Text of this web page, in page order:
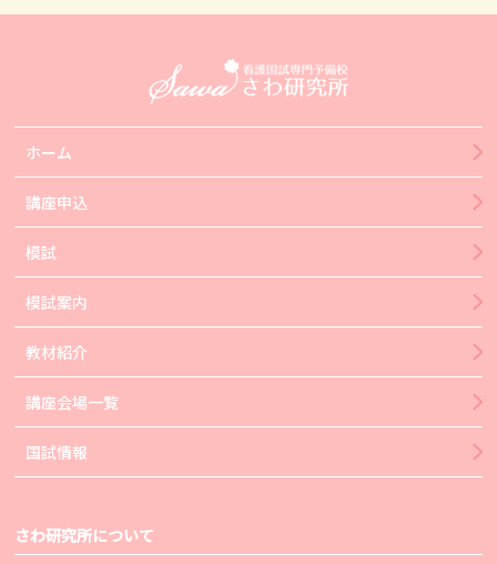
ホーム
講座申込
模試
模試案内
教材紹介
講座会場一覧
国試情報
さわ研究所について